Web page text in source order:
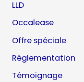
LLD
Occalease
Offre spéciale
Réglementation
Témoignage